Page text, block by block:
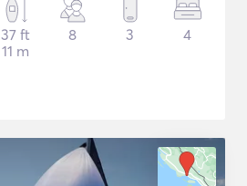
37 ft
11 m
8 3 4